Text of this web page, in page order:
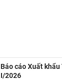
Báo cáo Xuất
I/2026